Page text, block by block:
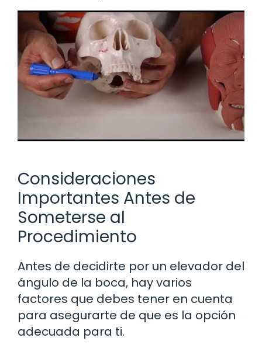
Consideraciones
Importantes Antes de
Someterse al
Procedimiento
Antes de decidirte por un elevador del
ángulo de la boca, hay varios
factores que debes tener en cuenta
para asegurarte de que es la opción
adecuada para ti.